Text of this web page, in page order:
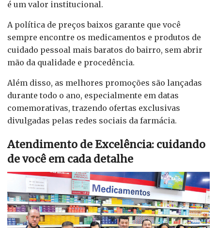
é um valor institucional.
A política de preços baixos garante que você
sempre encontre os medicamentos e produtos de
cuidado pessoal mais baratos do bairro, sem abrir
mão da qualidade e procedência.
Além disso, as melhores promoções são lançadas
durante todo o ano, especialmente em datas
comemorativas, trazendo ofertas exclusivas
divulgadas pelas redes sociais da farmácia.
Atendimento de Excelência: cuidando
de você em cada detalhe